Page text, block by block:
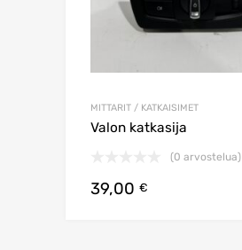
MITTARIT / KATKAISIMET
Valon katkasija
(0 arvostelua)
39,00 €